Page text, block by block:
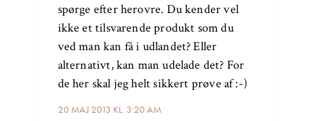
20 MAJ 2013 KL. 3:20 AM
spørge efter herovre. Du kender vel
ikke et tilsvarende produkt som du
ved man kan få i udlandet? Eller
alternativt, kan man udelade det? For
de her skal jeg helt sikkert prøve af :-)